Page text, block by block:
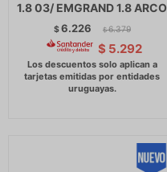
1.8 03/ EMGRAND 1.8 ARCO
$6.226 $ 6.379
$ 5.292